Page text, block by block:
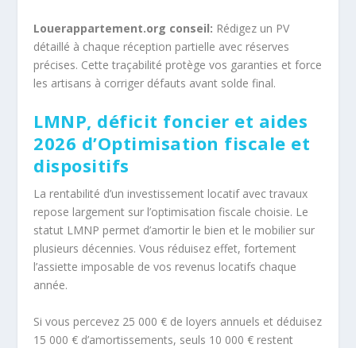
Louerappartement.org conseil: Rédigez un PV
détaillé à chaque réception partielle avec réserves
précises. Cette traçabilité protège vos garanties et force
les artisans à corriger défauts avant solde final.
LMNP, déficit foncier et aides
2026 d’Optimisation fiscale et
dispositifs
La rentabilité d’un investissement locatif avec travaux
repose largement sur l’optimisation fiscale choisie. Le
statut LMNP permet d’amortir le bien et le mobilier sur
plusieurs décennies. Vous réduisez effet, fortement
l’assiette imposable de vos revenus locatifs chaque
année.
Si vous percevez 25 000 € de loyers annuels et déduisez
15 000 € d’amortissements, seuls 10 000 € restent